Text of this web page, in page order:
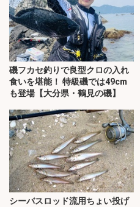
磯フカセ釣りで良型クロの入れ
食いを堪能！ 特級磯では49cm
も登場【大分県・鶴見の磯】
シーバスロッド流用ちょい投げ